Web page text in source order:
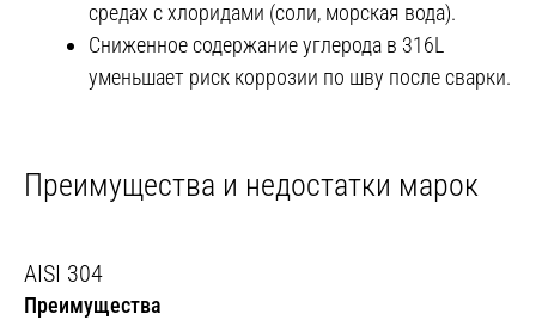
средах с хлоридами (соли, морская вода).
Сниженное содержание углерода в 316L
уменьшает риск коррозии по шву после сварки.
Преимущества и недостатки марок
AISI 304
Преимущества